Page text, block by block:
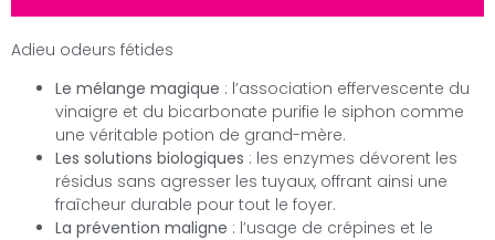
Adieu odeurs fétides
Le mélange magique : l’association effervescente du
vinaigre et du bicarbonate purifie le siphon comme
une véritable potion de grand-mère.
Les solutions biologiques : les enzymes dévorent les
résidus sans agresser les tuyaux, offrant ainsi une
fraîcheur durable pour tout le foyer.
La prévention maligne : l’usage de crépines et le